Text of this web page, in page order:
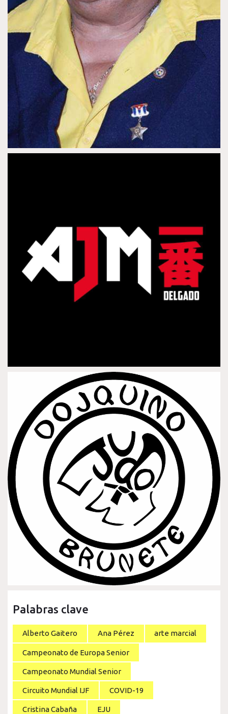
Palabras clave
Alberto Gaitero Ana Pérez arte marcial
Campeonato de Europa Senior
Campeonato Mundial Senior
Circuito Mundial IJF COVID-19
Cristina Cabaña EJU